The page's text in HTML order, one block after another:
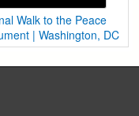
Walk to the Peace
| Washington, DC